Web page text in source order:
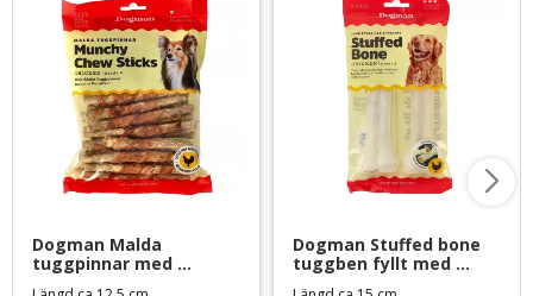
Dogman Malda
tuggpinnar med
kyckling 30-pack - 360 g
Dogman Stuffed bone
tuggben fyllt med
kyckling 2-pack - 160 g